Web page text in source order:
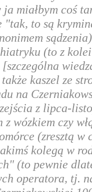
miałbym coś
"tak, to są
(to z
kaszel ze
na
z lipca-
wózkiem czy
(zresztą w
kolegą w
(to pewnie
operatora, tj.